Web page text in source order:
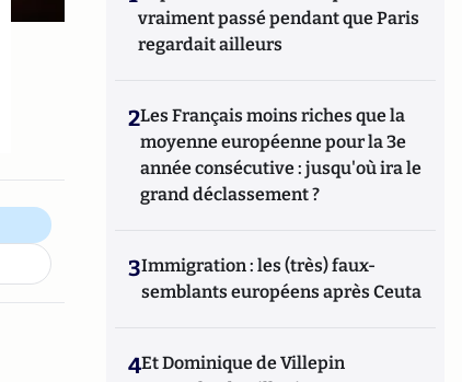
vraiment passé pendant que Paris
regardait ailleurs
2Les Français moins riches que la
moyenne européenne pour la 3e
année consécutive : jusqu'où ira le
grand déclassement ?
3Immigration : les (très) faux-
semblants européens après Ceuta
4Et Dominique de Villepin